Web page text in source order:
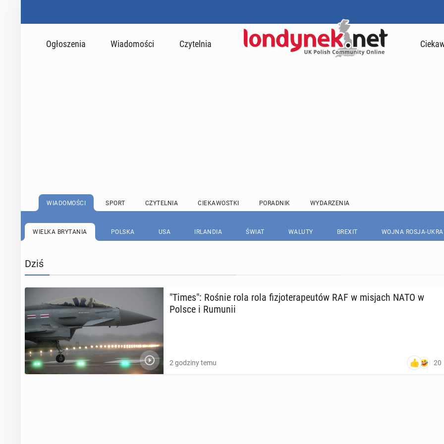
Ogłoszenia Wiadomości Czytelnia
WIADOMOŚCI SPORT CZYTELNIA CIEKAWOSTKI PORADNIK WYDARZENIA
WIELKA BRYTANIA POLSKA USA IRLANDIA ŚWIAT WALUTY BREXIT WOJNA ROSJA-
Dziś
"Times": Rośnie rola rola fi­zjo­te­ra­peu­tów RAF w misjach NATO w
Polsce i Rumunii
2 godziny temu 20